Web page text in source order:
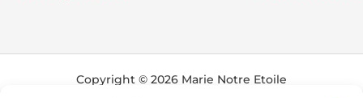
Copyright © 2026 Marie Notre Etoile